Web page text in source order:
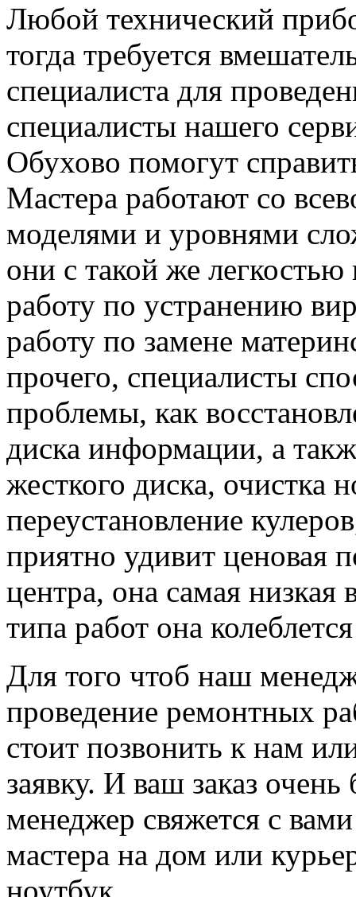
Любой технический
тогда требуется
специалиста для
специалисты нашего
Обухово помогут
Мастера работают со
моделями и уровнями
они с такой же
работу по устранению
работу по замене
прочего, специалисты
проблемы, как
диска информации, а
жесткого диска, очистка
переустановление
приятно удивит ценовая
центра, она самая низкая
типа работ она
Для того чтоб наш
проведение ремонтных
стоит позвонить к нам
заявку. И ваш заказ
менеджер свяжется с
мастера на дом или
ноутбук.